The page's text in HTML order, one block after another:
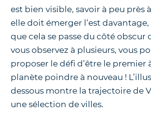
est bien visible, savoir à peu près
elle doit émerger l’est
que cela se passe du côté obscur
vous observez à plusieurs, vous
proposer le défi d’être le premier
planète poindre à nouveau !
dessous montre la trajectoire de
une sélection de villes.